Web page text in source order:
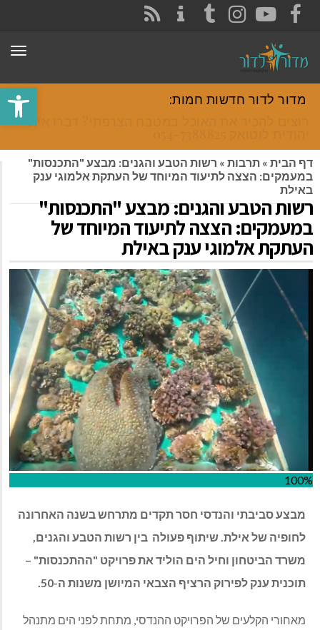
פתח
FACEBOOK
YOUTUBE
INSTAGRAM
TUMBLR
מדור לדור חדשות חמות:
רוצים להכיר את האוכל במטבח הצרפתי? דברו איתי
דף הבית » תרבות » רשות הטבע והגנים: מבצע "התכנסות"
במעמקים: הצצה לתיעוד המיוחד של העתקת אלמוגי ענק
באילת
רשות הטבע והגנים: מבצע "התכנסות"
במעמקים: הצצה לתיעוד המיוחד של
העתקת אלמוגי ענק באילת
100%
מבצעסביבתי והנדסי חסרתקדים מתרחשבשנה האחרונה
לחופיה של אילת.שיתוף פעולה בין רשות הטבע והגנים,
משרד הביטחון וחיל הים הוליד אתפרויקט "ההתכנסות" –
תוכנית ענק לפירוק הרציף הצבאי המיושן משנות ה-50.
מאחורי הקלעים של הפרויקט ההנדסי, מתחת לפני הים מתנהל